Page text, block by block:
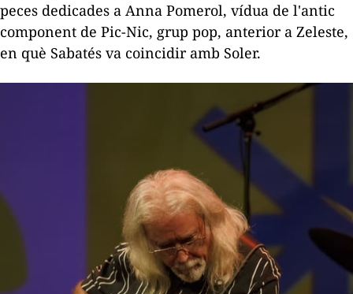
peces dedicades a Anna Pomerol, vídua de l'antic
component de Pic-Nic, grup pop, anterior a Zeleste,
en què Sabatés va coincidir amb Soler.